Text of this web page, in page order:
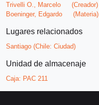
Trivelli O., Marcelo
(Creador)
Boeninger, Edgardo
(Materia)
Lugares relacionados
Santiago (Chile: Ciudad)
Unidad de almacenaje
Caja: PAC 211